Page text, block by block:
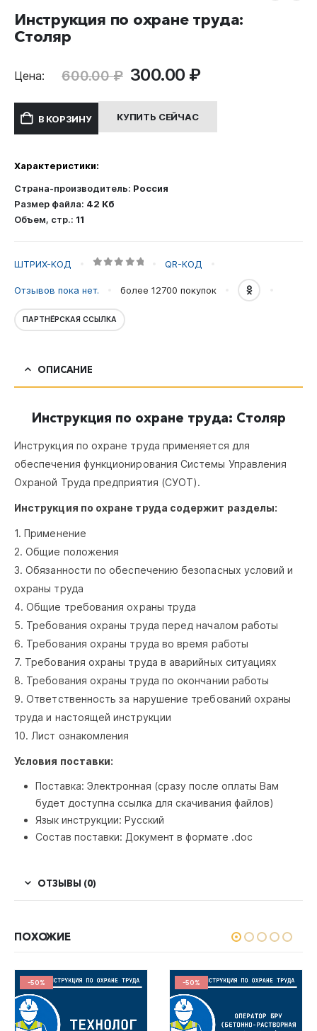
Инструкция по охране труда:
Столяр
Цена: 600.00₽ Первоначальная
составляла
600.00 ₽.
300.00 ₽Текущая
300.00 ₽.
В КОРЗИНУ КУПИТЬ СЕЙЧАС
Характеристики:
Страна-производитель: Россия
Размер файла: 42 Кб
Объем, стр.: 11
ШТРИХ-КОД QR-КОД
Отзывов пока нет. более 12700 покупок
ПАРТНЁРСКАЯ ССЫЛКА
ОПИСАНИЕ
Инструкция по охране труда: Столяр
Инструкция по охране труда применяется для
обеспечения функционирования Системы Управления
Охраной Труда предприятия (СУОТ).
Инструкция по охране труда содержит разделы:
1. Применение
2. Общие положения
3. Обязанности по обеспечению безопасных условий и
охраны труда
4. Общие требования охраны труда
5. Требования охраны труда перед началом работы
6. Требования охраны труда во время работы
7. Требования охраны труда в аварийных ситуациях
8. Требования охраны труда по окончании работы
9. Ответственность за нарушение требований охраны
труда и настоящей инструкции
10. Лист ознакомления
Условия поставки:
Поставка: Электронная (сразу после оплаты Вам
будет доступна ссылка для скачивания файлов)
Язык инструкции: Русский
Состав поставки: Документ в формате .doc
ОТЗЫВЫ (0)
ПОХОЖИЕ
-50% -50%